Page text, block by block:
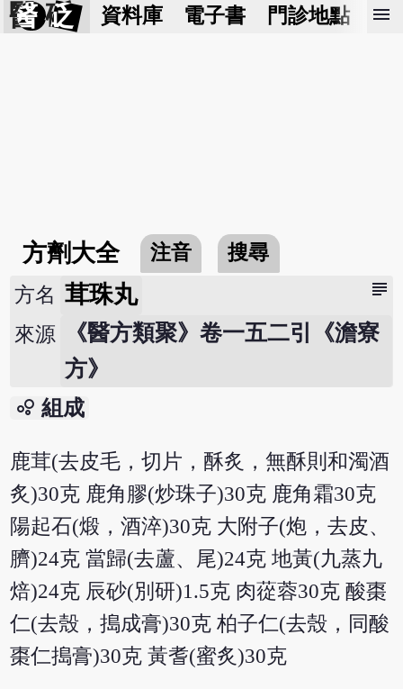
醫 砭 資料庫 電子書 門診地點 預
menu
方劑大全 注音 搜尋
subject
方名 茸珠丸
來源
《醫方類聚》卷一五二引《澹寮
方》
bubble_chart 組成
鹿茸(去皮毛，切片，酥炙，無酥則和濁酒
炙)30克 鹿角膠(炒珠子)30克 鹿角霜30克
陽起石(煅，酒淬)30克 大附子(炮，去皮、
臍)24克 當歸(去蘆、尾)24克 地黃(九蒸九
焙)24克 辰砂(別研)1.5克 肉蓯蓉30克 酸棗
仁(去殼，搗成膏)30克 柏子仁(去殼，同酸
棗仁搗膏)30克 黃耆(蜜炙)30克